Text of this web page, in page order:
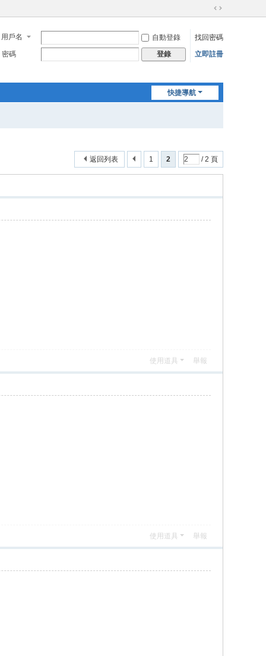
切
到
寬
用戶名 自動登錄
找回密碼
密碼
登錄 立即註冊
快捷導航
1 2 / 2 頁
返回列表
使用道具 舉報
使用道具 舉報